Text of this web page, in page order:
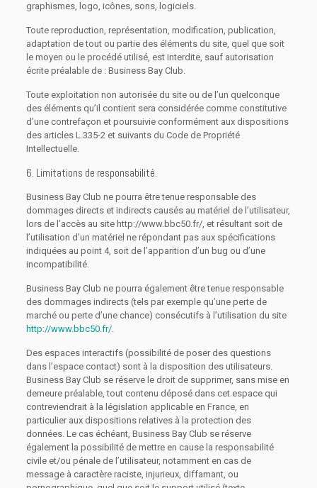
graphismes, logo, icônes, sons, logiciels.
Toute reproduction, représentation, modification, publication,
adaptation de tout ou partie des éléments du site, quel que soit
le moyen ou le procédé utilisé, est interdite, sauf autorisation
écrite préalable de : Business Bay Club.
Toute exploitation non autorisée du site ou de l’un quelconque
des éléments qu’il contient sera considérée comme constitutive
d’une contrefaçon et poursuivie conformément aux dispositions
des articles L.335-2 et suivants du Code de Propriété
Intellectuelle.
6. Limitations de responsabilité.
Business Bay Club ne pourra être tenue responsable des
dommages directs et indirects causés au matériel de l’utilisateur,
lors de l’accès au site http://www.bbc50.fr/, et résultant soit de
l’utilisation d’un matériel ne répondant pas aux spécifications
indiquées au point 4, soit de l’apparition d’un bug ou d’une
incompatibilité.
Business Bay Club ne pourra également être tenue responsable
des dommages indirects (tels par exemple qu’une perte de
marché ou perte d’une chance) consécutifs à l’utilisation du site
http://www.bbc50.fr/.
Des espaces interactifs (possibilité de poser des questions
dans l’espace contact) sont à la disposition des utilisateurs.
Business Bay Club se réserve le droit de supprimer, sans mise en
demeure préalable, tout contenu déposé dans cet espace qui
contreviendrait à la législation applicable en France, en
particulier aux dispositions relatives à la protection des
données. Le cas échéant, Business Bay Club se réserve
également la possibilité de mettre en cause la responsabilité
civile et/ou pénale de l’utilisateur, notamment en cas de
message à caractère raciste, injurieux, diffamant, ou